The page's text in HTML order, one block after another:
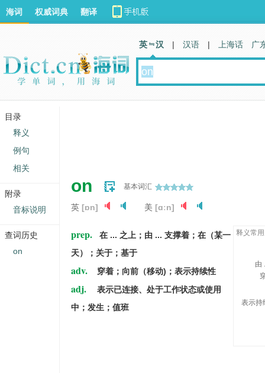
on 基本词汇
英 [ɒn] 美 [ɑːn]
prep.
在 ... 之上；由 ... 支撑着；在（某一
天）；关于；基于
adv. 穿着；向前（移动)；表示持续性
adj.
表示已连接、处于工作状态或使用
中；发生；值班
释义常
表示持
由
海词 权威词典 翻译
英 汉 | 汉语 | 上海话 广
目录
释义
例句
相关
附录
音标说明
查词历史
on